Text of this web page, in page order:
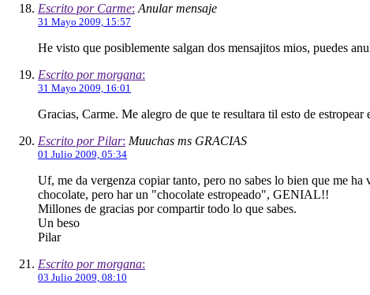
Escrito por Carme: Anular mensaje
31 Mayo 2009, 15:57
He visto que posiblemente salgan dos mensajitos mios, puedes
Escrito por morgana:
31 Mayo 2009, 16:01
Gracias, Carme. Me alegro de que te resultara til esto de
Escrito por Pilar: Muuchas ms GRACIAS
01 Julio 2009, 05:34
Uf, me da vergenza copiar tanto, pero no sabes lo bien que me
chocolate, pero har un "chocolate estropeado", GENIAL!!
Millones de gracias por compartir todo lo que sabes.
Un beso
Pilar
Escrito por morgana:
03 Julio 2009, 08:10